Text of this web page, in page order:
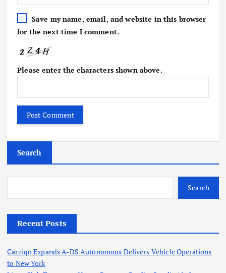
Save my name, email, and website in this browser
for the next time I comment.
Please enter the characters shown above.
Search
Search
Recent Posts
Carziqo Expands A-DS Autonomous Delivery Vehicle Operations
to New York